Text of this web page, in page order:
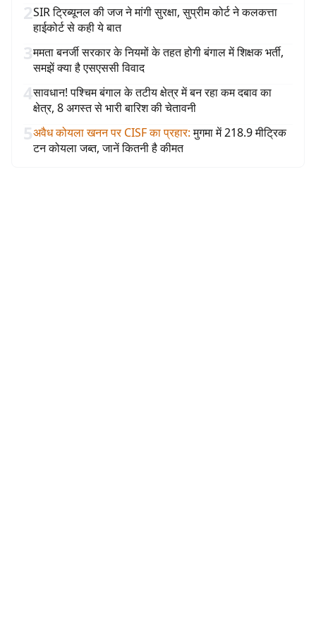
2SIR ट्रिब्यूनल की जज ने मांगी सुरक्षा, सुप्रीम कोर्ट ने कलकत्ता
हाईकोर्ट से कही ये बात
3ममता बनर्जी सरकार के नियमों के तहत होगी बंगाल में शिक्षक भर्ती,
समझें क्या है एसएससी विवाद
4सावधान! पश्चिम बंगाल के तटीय क्षेत्र में बन रहा कम दबाव का
क्षेत्र, 8 अगस्त से भारी बारिश की चेतावनी
5अवैध कोयला खनन पर CISF का प्रहार: मुगमा में 218.9 मीट्रिक
टन कोयला जब्त, जानें कितनी है कीमत